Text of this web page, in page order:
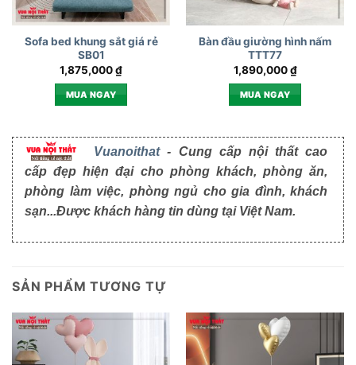
Sofa bed khung sắt giá rẻ
SB01
1,875,000₫
MUA NGAY
Bàn đầu giường hình nấm
TTT77
1,890,000₫
MUA NGAY
Vuanoithat- Cung cấp nội thất cao
cấp đẹp hiện đại cho phòng khách, phòng ăn,
phòng làm việc, phòng ngủ cho gia đình, khách
sạn...Được khách hàng tin dùng tại Việt Nam.
SẢN PHẨM TƯƠNG TỰ